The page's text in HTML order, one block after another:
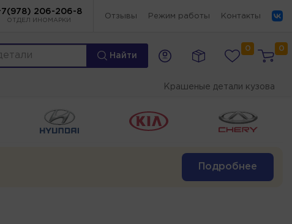
206-206-8
ОТДЕЛ ИНОМАРКИ
Отзывы Режим работы Контакты
Найти
0 0
Крашеные детали кузова
Подробнее